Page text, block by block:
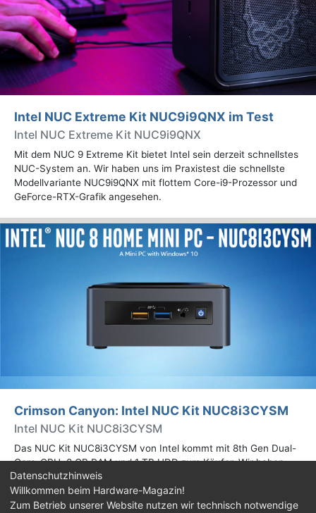
Intel NUC Extreme Kit NUC9i9QNX im Test
Intel NUC Extreme Kit NUC9i9QNX
Mit dem NUC 9 Extreme Kit bietet Intel sein derzeit schnellstes
NUC-System an. Wir haben uns im Praxistest die schnellste
Modellvariante NUC9i9QNX mit flottem Core-i9-Prozessor und
GeForce-RTX-Grafik angesehen.
Crimson Canyon: Intel NUC Kit NUC8i3CYSM
Intel NUC Kit NUC8i3CYSM
Das NUC Kit NUC8i3CYSM von Intel kommt mit 8th Gen Dual-
Core-CPU, 8 GB RAM und 1 TB HDD zum Käufer. Wir haben
zudem den Vergleichstest mit einer SSD unternommen.
Weitere Infos im Test.
Datenschutzhinweis
Willkommen beim Hardware-Magazin!
Zum Betrieb unserer Website nutzen wir technisch notwendige